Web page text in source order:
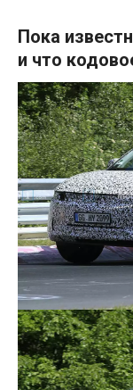
Пока
и что